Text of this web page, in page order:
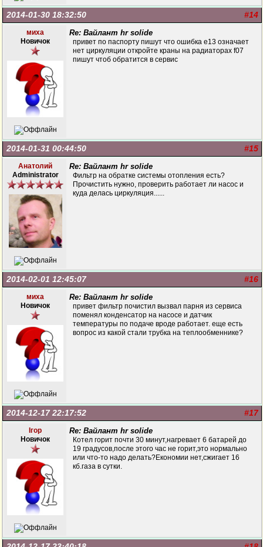
#14
2014-01-30 18:32:50
миха
Новичок
Re: Вайлант hr solide
привет по паспорту пишут что ошибка е13 означает
нет циркуляции откройте краны на радиаторах f07
пишут чтоб обратится в сервис
#15
2014-01-31 00:44:50
Анатолий
Administrator
Re: Вайлант hr solide
Фильтр на обратке системы отопления есть?
Прочистить нужно, проверить работает ли насос и
куда делась циркуляция......
#16
2014-02-01 12:45:07
миха
Новичок
Re: Вайлант hr solide
привет фильтр почистил вызвал парня из сервиса
поменял конденсатор на насосе и датчик
температуры по подаче вроде работает. еще есть
вопрос из какой стали трубка на теплообменнике?
#17
2014-12-17 22:17:52
Ігор
Новичок
Re: Вайлант hr solide
Котел горит почти 30 минут,нагревает 6 батарей до
19 градусов,после этого час не горит,это нормально
или что-то надо делать?Економии нет,сжигает 16
кб.газа в сутки.